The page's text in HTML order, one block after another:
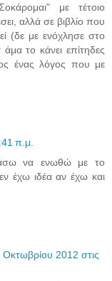
με τέτοιο
αλλά σε βιβλίο που
(δε με ενόχλησε στο
το κάνει επίτηδες
ένας λόγος που με
π.μ.
να ενωθώ με το
έχω ιδέα αν έχω και
Οκτωβρίου 2012 στις